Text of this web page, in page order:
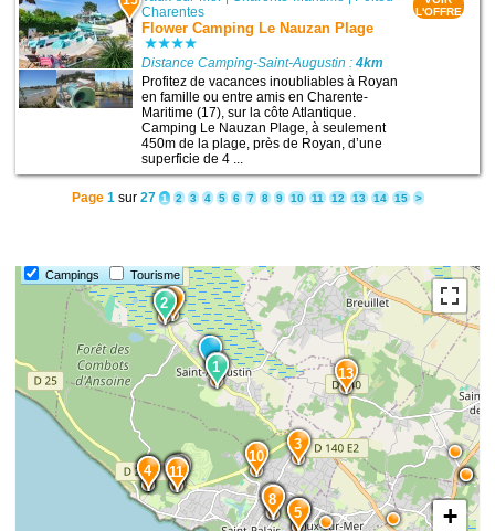
Charentes
Flower Camping Le Nauzan Plage
Distance Camping-Saint-Augustin :4km
Profitez de vacances inoubliables à Royan
en famille ou entre amis en Charente-
Maritime (17), sur la côte Atlantique.
Camping Le Nauzan Plage, à seulement
450m de la plage, près de Royan, d’une
superficie de 4 ...
L'OFFRE
Page 1 sur 27 1 2 3 4 5 6 7 8 9 10 11 12 13 14 15 >
Campings Tourisme
15
14
13
12 11
10
9
8
7
6
5
4
3
2
1
3
2
1
+